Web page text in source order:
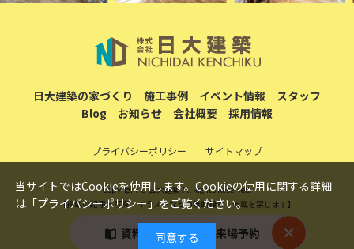
当サイトではCookieを使用します。Cookieの使用に関する詳細
は「プライバシーポリシー」をご覧ください。
同意する
資料請求 ご来場予約
日大建築の家づくり 施工事例 イベント情報
スタッフ
Blog
お知らせ 会社概要 採用情報
プライバシーポリシー サイトマップ
Copyright © 日大建築 All Rights Reserved.
【掲載の記事・写真・イラストなどの無断複写・転載を禁じます】